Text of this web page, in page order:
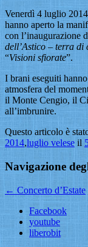
Venerdì 4 luglio
hanno aperto la
con l’inaugurazione
dell’Astico – terra di
“Visioni sfiorate”.
I brani eseguiti
atmosfera del
il Monte Cengio, il
all’imbrunire.
Questo articolo è
2014,luglio velese il
Navigazione
← Concerto d’Estate
Facebook
youtube
liberobit